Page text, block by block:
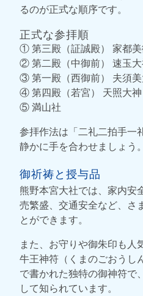
るのが正式な順序です。
正式な参拝順
① 第三殿（証誠殿） 家都
② 第二殿（中御前） 速玉
③ 第一殿（西御前） 夫須
④ 第四殿（若宮） 天照大神
⑤ 満山社
参拝作法は「二礼二拍手一
静かに手を合わせましょう。
御祈祷と授与品
熊野本宮大社では、家内安
売繁盛、交通安全など、さ
とができます。
また、お守りや御朱印も人
牛王神符（くまのごおうし
で書かれた独特の御神符で
して知られています。